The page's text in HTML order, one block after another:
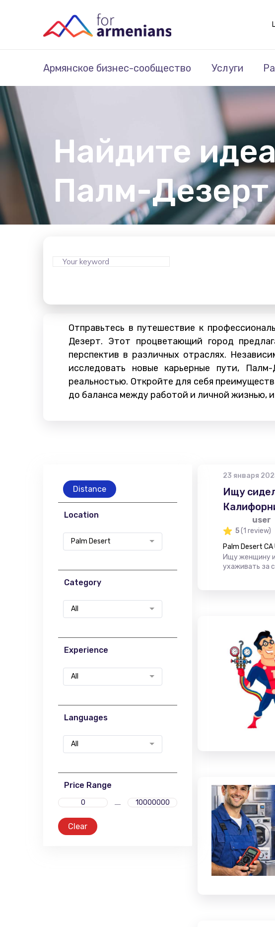
Армянское бизнес-сообщество Услуги
Найдите
Палм-Дезерт
Отправьтесь в путешествие к
Дезерт. Этот процветающий город
перспектив в различных отраслях.
исследовать новые карьерные пути,
реальностью. Откройте для себя
до баланса между работой и личной жизнью,
Distance
Location
Palm Desert
Category
All
Experience
All
Languages
All
Price Range
Clear
23 января
Ищу
user
5(1 review)
Palm Desert CA
Ищу женщину
ухаживать за